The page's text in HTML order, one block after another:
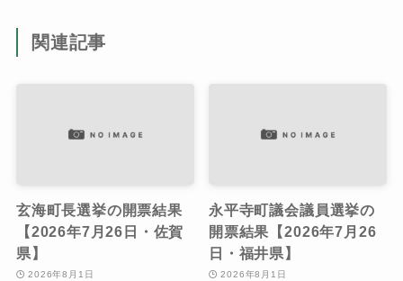
関連記事
玄海町長選挙の開票結果
【2026年7月26日・佐賀
県】
2026年8月1日
永平寺町議会議員選挙の
開票結果【2026年7月26
日・福井県】
2026年8月1日